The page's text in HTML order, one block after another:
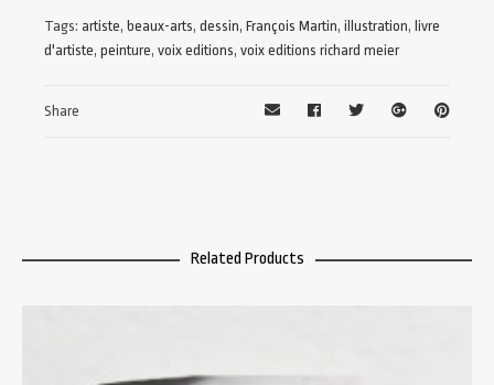
Tags: artiste, beaux-arts, dessin, François Martin, illustration, livre
d'artiste, peinture, voix editions, voix editions richard meier
Share
Related Products